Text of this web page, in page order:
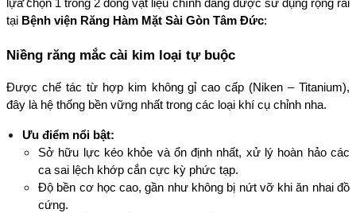
lựa chọn 1 trong 2 dòng vật liệu chính đang được sử dụng rộng rãi
tại Bệnh viện Răng Hàm Mặt Sài Gòn Tâm Đức:
Niềng răng mắc cài kim loại tự buộc
Được chế tác từ hợp kim không gỉ cao cấp (Niken – Titanium),
đây là hệ thống bền vững nhất trong các loại khí cụ chỉnh nha.
Ưu điểm nổi bật:
Sở hữu lực kéo khỏe và ổn định nhất, xử lý hoàn hảo các
ca sai lệch khớp cắn cực kỳ phức tạp.
Độ bền cơ học cao, gần như không bị nứt vỡ khi ăn nhai đồ
cứng.